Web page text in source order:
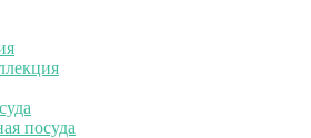
посуда